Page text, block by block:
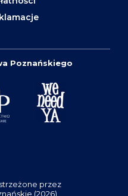
Poznańskiego
przez
(2026).